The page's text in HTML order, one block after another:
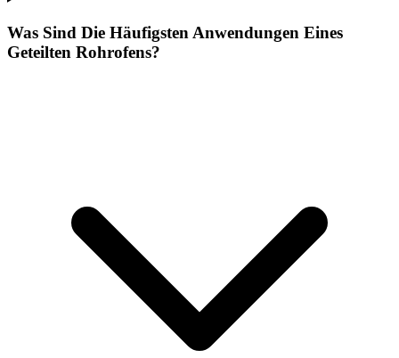
Was Sind Die Häufigsten Anwendungen Eines
Geteilten Rohrofens?